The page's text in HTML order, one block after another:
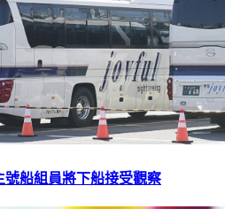
船組員將下船接受觀察